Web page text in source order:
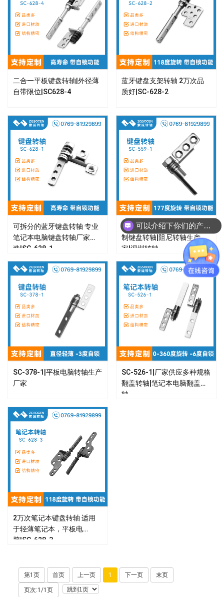
二合一平板键盘转轴|外径薄
自带限位|SC628-4
查看详情 >
蓝牙键盘支架转轴 2万次品
质好|SC-628-2
查看详情 >
可拆分的蓝牙键盘转轴 专业
笔记本电脑键盘转轴厂家
造|SC-628-1
查看详情 >
SC-559-1|蓝牙键盘转轴|订
制键盘转轴|阻尼转轴生产厂
家|深圳转轴
查看详情 >
SC-378-1|平板电脑转轴生产
厂家
查看详情 >
SC-526-1|厂家供应多种规格
翻盖转轴|笔记本电脑翻盖转
轴
2万次笔记本键盘转轴 适用
于轻薄笔记本，平板电
脑|SC-628-3
第1页 首页 上一页 1 下一页 末页
页次:1/1页
可以介绍下你们的产品么？